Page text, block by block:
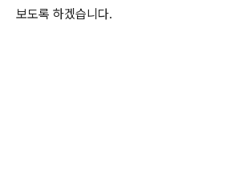
보도록 하겠습니다.